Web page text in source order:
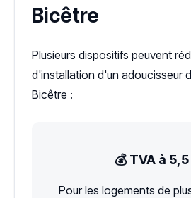
Bicêtre
Plusieurs dispositifs peuvent
d'installation d'un adoucisseur
Bicêtre :
💰 TVA à 5,5
Pour les logements de